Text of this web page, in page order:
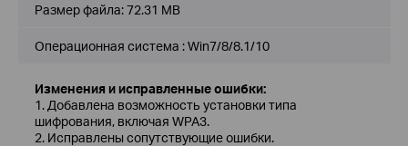
Размер файла:72.31 MB
Операционная система : Win7/8/8.1/10
Изменения и исправленные ошибки:
1. Добавлена возможность установки типа
шифрования, включая WPA3.
2. Исправлены сопутствующие ошибки.